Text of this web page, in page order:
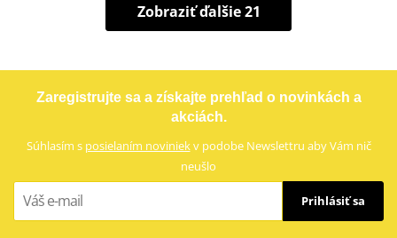
Zobraziť ďalšie 21
Zaregistrujte sa a získajte prehľad o novinkách a
akciách.
Súhlasím s posielaním noviniekv podobe Newslettru aby Vám nič
neušlo
Prihlásiť sa